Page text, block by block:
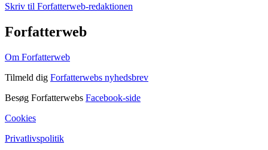
Skriv til Forfatterweb-redaktionen
Forfatterweb
Om Forfatterweb
Tilmeld dig Forfatterwebs nyhedsbrev
Besøg Forfatterwebs Facebook-side
Cookies
Privatlivspolitik